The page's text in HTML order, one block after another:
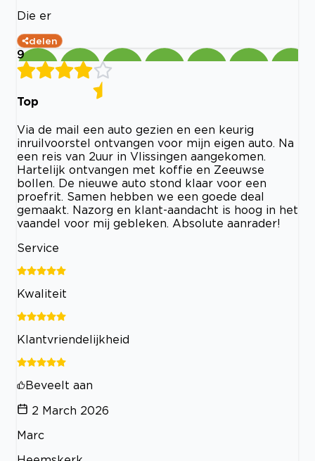
Die er
delen
9
Top
Via de mail een auto gezien en een keurig
inruilvoorstel ontvangen voor mijn eigen auto. Na
een reis van 2uur in Vlissingen aangekomen.
Hartelijk ontvangen met koffie en Zeeuwse
bollen. De nieuwe auto stond klaar voor een
proefrit. Samen hebben we een goede deal
gemaakt. Nazorg en klant-aandacht is hoog in het
vaandel voor mij gebleken. Absolute aanrader!
Service
Kwaliteit
Klantvriendelijkheid
Beveelt aan
2 March 2026
Marc